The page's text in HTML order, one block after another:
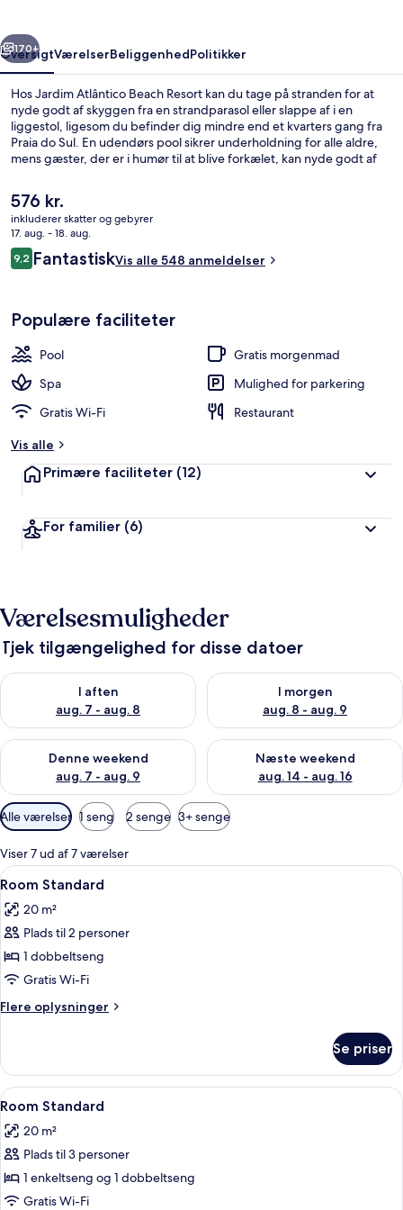
Næste
170+
OversigtVærelserBeliggenhedPolitikker
Hos Jardim Atlântico Beach Resort kan du tage på stranden for at
nyde godt af skyggen fra en strandparasol eller slappe af i en
liggestol, ligesom du befinder dig mindre end et kvarters gang fra
Praia do Sul. En udendørs pool sikrer underholdning for alle aldre,
mens gæster, der er i humør til at blive forkælet, kan nyde godt af
baren/loungen er et godt sted at nyde en kølig drink. Andre
højdepunkter på dette hotel i kolonistil tæller en bar ved poolen, et
døgnåbent fitnesscenter og et dampbad.
Den
nuværende
pris
er
576 kr.
576 kr.
inkluderer skatter og gebyrer
17. aug. - 18. aug.
Anmeldelser
9,29,2 ud af 10.
FantastiskVis alle 548 anmeldelser
Populære faciliteter
Pool
Gratis morgenmad
Spa
Mulighed for parkering
Gratis Wi-Fi
Restaurant
Vis alle
Primære faciliteter (12)
For familier (6)
Værelsesmuligheder
Tjek tilgængelighed for disse datoer
I aften
aug. 7 - aug. 8
Tjek tilgængelighed for i aften aug. 7 - aug. 8
I morgen
aug. 8 - aug. 9
Tjek tilgængelighed for i
Denne weekend
aug. 7 - aug. 9
Tjek tilgængelighed for denne weekend aug. 7 - aug. 9
Næste weekend
aug. 14 - aug. 16
Tjek tilgængelighed for næste
Tilgængelige
filtre
for
værelser
Alle værelser 1 seng 2 senge 3+ senge
Viser 7 ud af 7 værelser
Indlæs
alle
billeder
af
Room
Standard
Minibar, pengeskab på værelset,
7
Room Standard
20 m²
Plads til 2 personer
1 dobbeltseng
Gratis Wi-Fi
Flere oplysninger
Flere
Standard
Se priser
Indlæs
alle
billeder
af
Room
Standard
Minibar, pengeskab på værelset,
2
Room Standard
20 m²
Plads til 3 personer
1 enkeltseng og 1 dobbeltseng
Gratis Wi-Fi